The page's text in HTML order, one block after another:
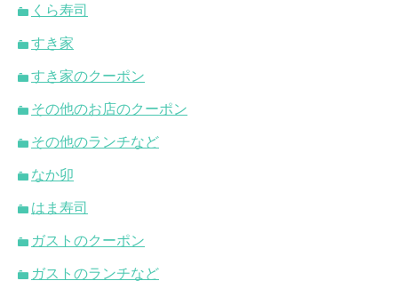
くら寿司
すき家
すき家のクーポン
その他のお店のクーポン
その他のランチなど
なか卯
はま寿司
ガストのクーポン
ガストのランチなど